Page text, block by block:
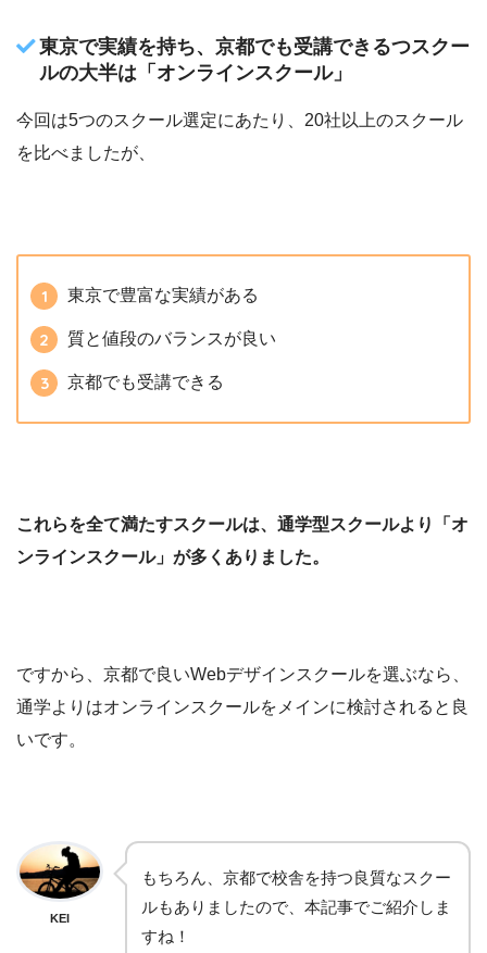
東京で実績を持ち、京都でも受講できるつスクー
ルの大半は「オンラインスクール」
今回は5つのスクール選定にあたり、20社以上のスクール
を比べましたが、
東京で豊富な実績がある
質と値段のバランスが良い
京都でも受講できる
これらを全て満たすスクールは、通学型スクールより「オ
ンラインスクール」が多くありました。
ですから、京都で良いWebデザインスクールを選ぶなら、
通学よりはオンラインスクールをメインに検討されると良
いです。
KEI
もちろん、京都で校舎を持つ良質なスクー
ルもありましたので、本記事でご紹介しま
すね！